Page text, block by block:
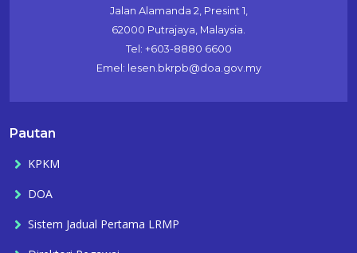
Jalan Alamanda 2, Presint 1,
62000 Putrajaya, Malaysia.
Tel: +603-8880 6600
Emel: lesen.bkrpb@doa.gov.my
Pautan
KPKM
DOA
Sistem Jadual Pertama LRMP